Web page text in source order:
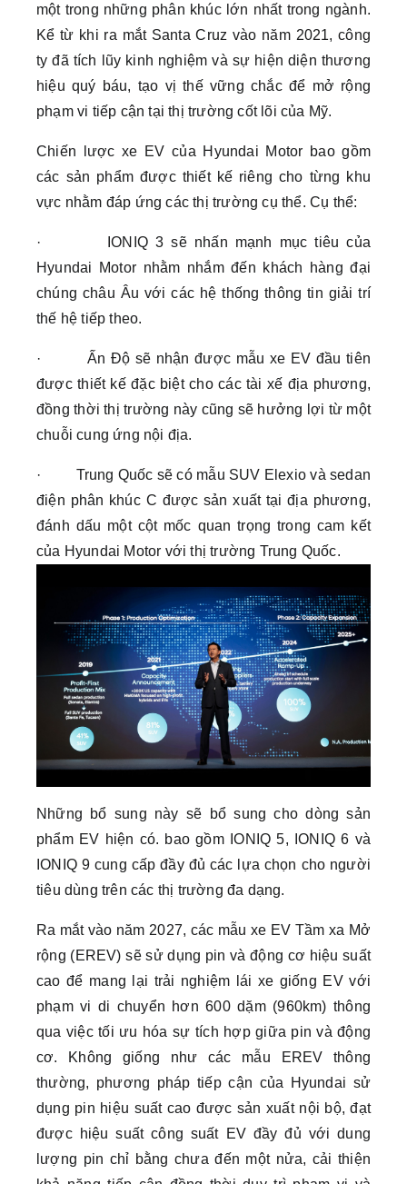
một trong những phân khúc lớn nhất trong ngành.
Kể từ khi ra mắt Santa Cruz vào năm 2021, công
ty đã tích lũy kinh nghiệm và sự hiện diện thương
hiệu quý báu, tạo vị thế vững chắc để mở rộng
phạm vi tiếp cận tại thị trường cốt lõi của Mỹ.
Chiến lược xe EV của Hyundai Motor bao gồm
các sản phẩm được thiết kế riêng cho từng khu
vực nhằm đáp ứng các thị trường cụ thể. Cụ thể:
· IONIQ 3 sẽ nhấn mạnh mục tiêu của
Hyundai Motor nhằm nhắm đến khách hàng đại
chúng châu Âu với các hệ thống thông tin giải trí
thế hệ tiếp theo.
· Ấn Độ sẽ nhận được mẫu xe EV đầu tiên
được thiết kế đặc biệt cho các tài xế địa phương,
đồng thời thị trường này cũng sẽ hưởng lợi từ một
chuỗi cung ứng nội địa.
· Trung Quốc sẽ có mẫu SUV Elexio và sedan
điện phân khúc C được sản xuất tại địa phương,
đánh dấu một cột mốc quan trọng trong cam kết
của Hyundai Motor với thị trường Trung Quốc.
Những bổ sung này sẽ bổ sung cho dòng sản
phẩm EV hiện có. bao gồm IONIQ 5, IONIQ 6 và
IONIQ 9 cung cấp đầy đủ các lựa chọn cho người
tiêu dùng trên các thị trường đa dạng.
Ra mắt vào năm 2027, các mẫu xe EV Tầm xa Mở
rộng (EREV) sẽ sử dụng pin và động cơ hiệu suất
cao để mang lại trải nghiệm lái xe giống EV với
phạm vi di chuyển hơn 600 dặm (960km) thông
qua việc tối ưu hóa sự tích hợp giữa pin và động
cơ. Không giống như các mẫu EREV thông
thường, phương pháp tiếp cận của Hyundai sử
dụng pin hiệu suất cao được sản xuất nội bộ, đạt
được hiệu suất công suất EV đầy đủ với dung
lượng pin chỉ bằng chưa đến một nửa, cải thiện